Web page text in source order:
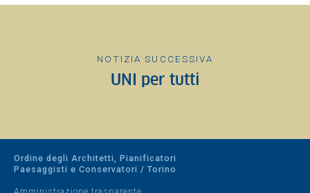
NOTIZIA SUCCESSIVA
UNI per tutti
Ordine degli Architetti, Pianificatori
Paesaggisti e Conservatori / Torino